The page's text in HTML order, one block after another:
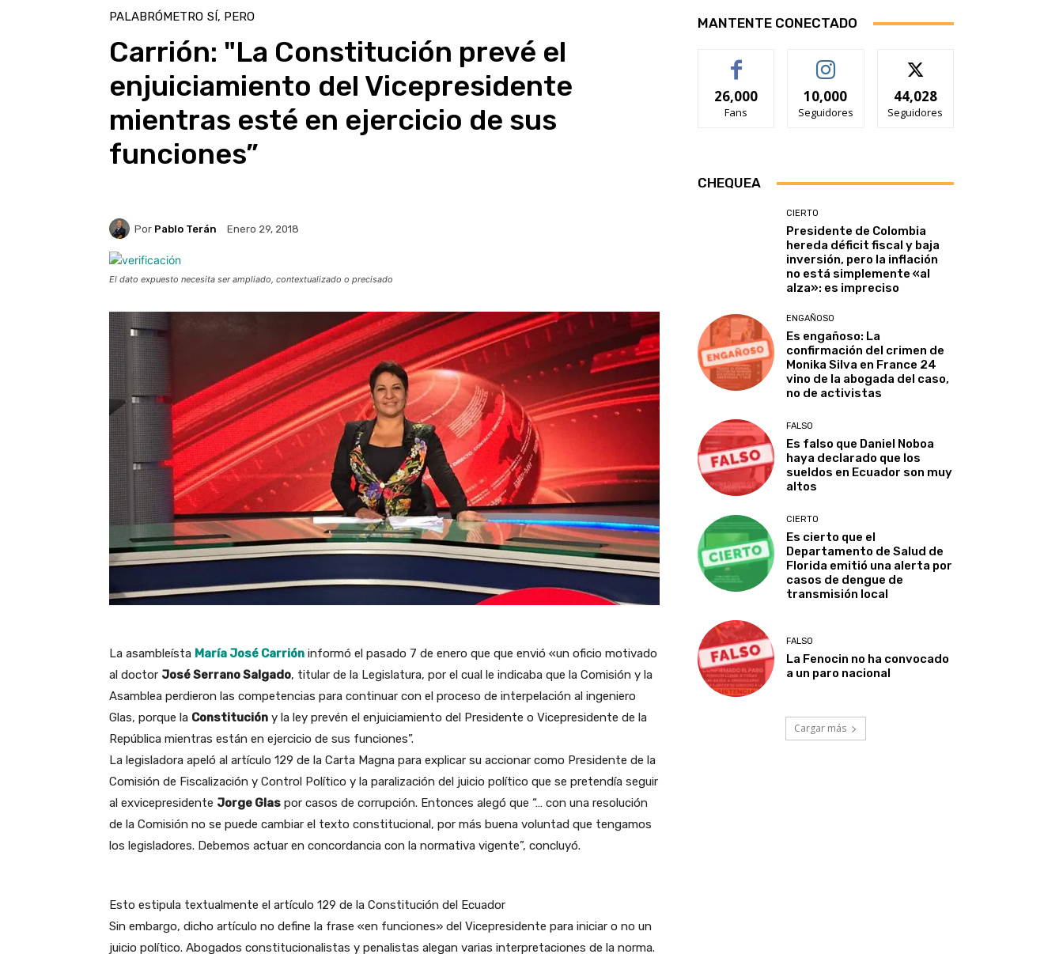
PALABRÓMETRO SÍ, PERO
Carrión: "La Constitución prevé el
enjuiciamiento del Vicepresidente
mientras esté en ejercicio de sus
funciones”
Por Pablo Terán Enero 29, 2018
El dato expuesto necesita ser ampliado, contextualizado o precisado
La asambleísta María José Carrión informó el pasado 7 de enero que que envió «un oficio motivado
al doctor José Serrano Salgado, titular de la Legislatura, por el cual le indicaba que la Comisión y la
Asamblea perdieron las competencias para continuar con el proceso de interpelación al ingeniero
Glas, porque la Constitución y la ley prevén el enjuiciamiento del Presidente o Vicepresidente de la
República mientras están en ejercicio de sus funciones”.
La legisladora apeló al artículo 129 de la Carta Magna para explicar su accionar como Presidente de la
Comisión de Fiscalización y Control Político y la paralización del juicio político que se pretendía seguir
al exvicepresidente Jorge Glas por casos de corrupción. Entonces alegó que “… con una resolución
de la Comisión no se puede cambiar el texto constitucional, por más buena voluntad que tengamos
los legisladores. Debemos actuar en concordancia con la normativa vigente”, concluyó.
Esto estipula textualmente el artículo 129 de la Constitución del Ecuador
Sin embargo, dicho artículo no define la frase «en funciones» del Vicepresidente para iniciar o no un
juicio político. Abogados constitucionalistas y penalistas alegan varias interpretaciones de la norma.
MANTENTE CONECTADO
26,000
Fans
10,000
Seguidores
44,028
Seguidores
CHEQUEA
CIERTO
Presidente de Colombia
hereda déficit fiscal y baja
inversión, pero la inflación
no está simplemente «al
alza»: es impreciso
ENGAÑOSO
Es engañoso: La
confirmación del crimen de
Monika Silva en France 24
vino de la abogada del caso,
no de activistas
FALSO
Es falso que Daniel Noboa
haya declarado que los
sueldos en Ecuador son muy
altos
CIERTO
Es cierto que el
Departamento de Salud de
Florida emitió una alerta por
casos de dengue de
transmisión local
FALSO
La Fenocin no ha convocado
a un paro nacional
Cargar más